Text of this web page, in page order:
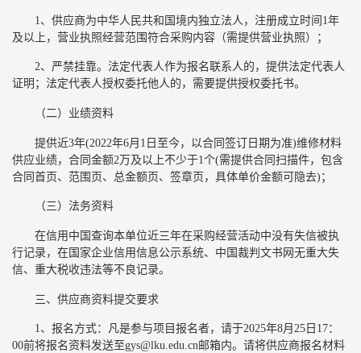
1、供应商为中华人民共和国境内独立法人，注册成立时间1年
及以上，营业执照经营范围符合采购内容（需提供营业执照）；
2、严禁挂靠。法定代表人作为报名联系人的，提供法定代表人
证明；法定代表人授权委托他人的，需要提供授权委托书。
（二）业绩资料
提供近3年(2022年6月1日至今，以合同签订日期为准)维修材料
供应业绩，合同金额2万及以上不少于1个(需提供合同扫描件，包含
合同首页、范围页、总金额页、签章页，具体单价金额可隐去)；
（三）法务资料
在信用中国查询本单位近三年在采购经营活动中没有失信被执
行记录，在国家企业信用信息公示系统、中国裁判文书网无重大失
信、重大税收违法等不良记录。
三、供应商资料提交要求
1、报名方式：凡是参与项目报名者，请于2025年8月25日17：
00前将报名资料发送至gys@lku.edu.cn邮箱内。请将供应商报名材料